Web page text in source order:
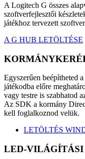
A Logitech G összes
szoftverfejlesztői
játékhoz tervezett
A G HUB LETÖLTÉSE
Egyszerűen beépítheted
játékodba előre
vagy testre is szabhatod
Az SDK a kormány
kell foglalkoznod velük.
LETÖLTÉS
LED-VILÁGÍTÁSI